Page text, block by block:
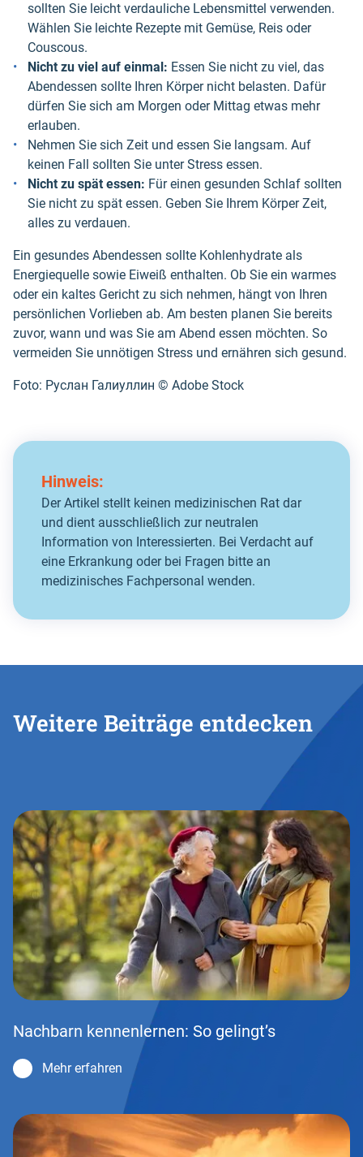
sollten Sie leicht verdauliche Lebensmittel verwenden.
Wählen Sie leichte Rezepte mit Gemüse, Reis oder
Couscous.
Nicht zu viel auf einmal: Essen Sie nicht zu viel, das
Abendessen sollte Ihren Körper nicht belasten. Dafür
dürfen Sie sich am Morgen oder Mittag etwas mehr
erlauben.
Nehmen Sie sich Zeit und essen Sie langsam. Auf
keinen Fall sollten Sie unter Stress essen.
Nicht zu spät essen: Für einen gesunden Schlaf sollten
Sie nicht zu spät essen. Geben Sie Ihrem Körper Zeit,
alles zu verdauen.
Ein gesundes Abendessen sollte Kohlenhydrate als
Energiequelle sowie Eiweiß enthalten. Ob Sie ein warmes
oder ein kaltes Gericht zu sich nehmen, hängt von Ihren
persönlichen Vorlieben ab. Am besten planen Sie bereits
zuvor, wann und was Sie am Abend essen möchten. So
vermeiden Sie unnötigen Stress und ernähren sich gesund.
Foto: Руслан Галиуллин ©️ Adobe Stock
Hinweis:
Der Artikel stellt keinen medizinischen Rat dar
und dient ausschließlich zur neutralen
Information von Interessierten. Bei Verdacht auf
eine Erkrankung oder bei Fragen bitte an
medizinisches Fachpersonal wenden.
Weitere Beiträge entdecken
Nachbarn kennenlernen: So gelingt’s
Mehr erfahren